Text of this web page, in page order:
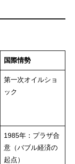
募集要項 新卒採用
国際情勢
第一次オイルショ
ック
1985年：プラザ合
意（バブル経済の
起点）